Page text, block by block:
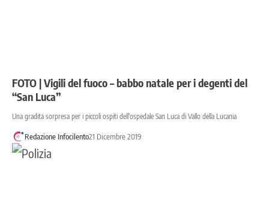
FOTO | Vigili del fuoco – babbo natale per i degenti del
“San Luca”
Una gradita sorpresa per i piccoli ospiti dell'ospedale San Luca di Vallo della Lucania
Redazione Infocilento21 Dicembre 2019